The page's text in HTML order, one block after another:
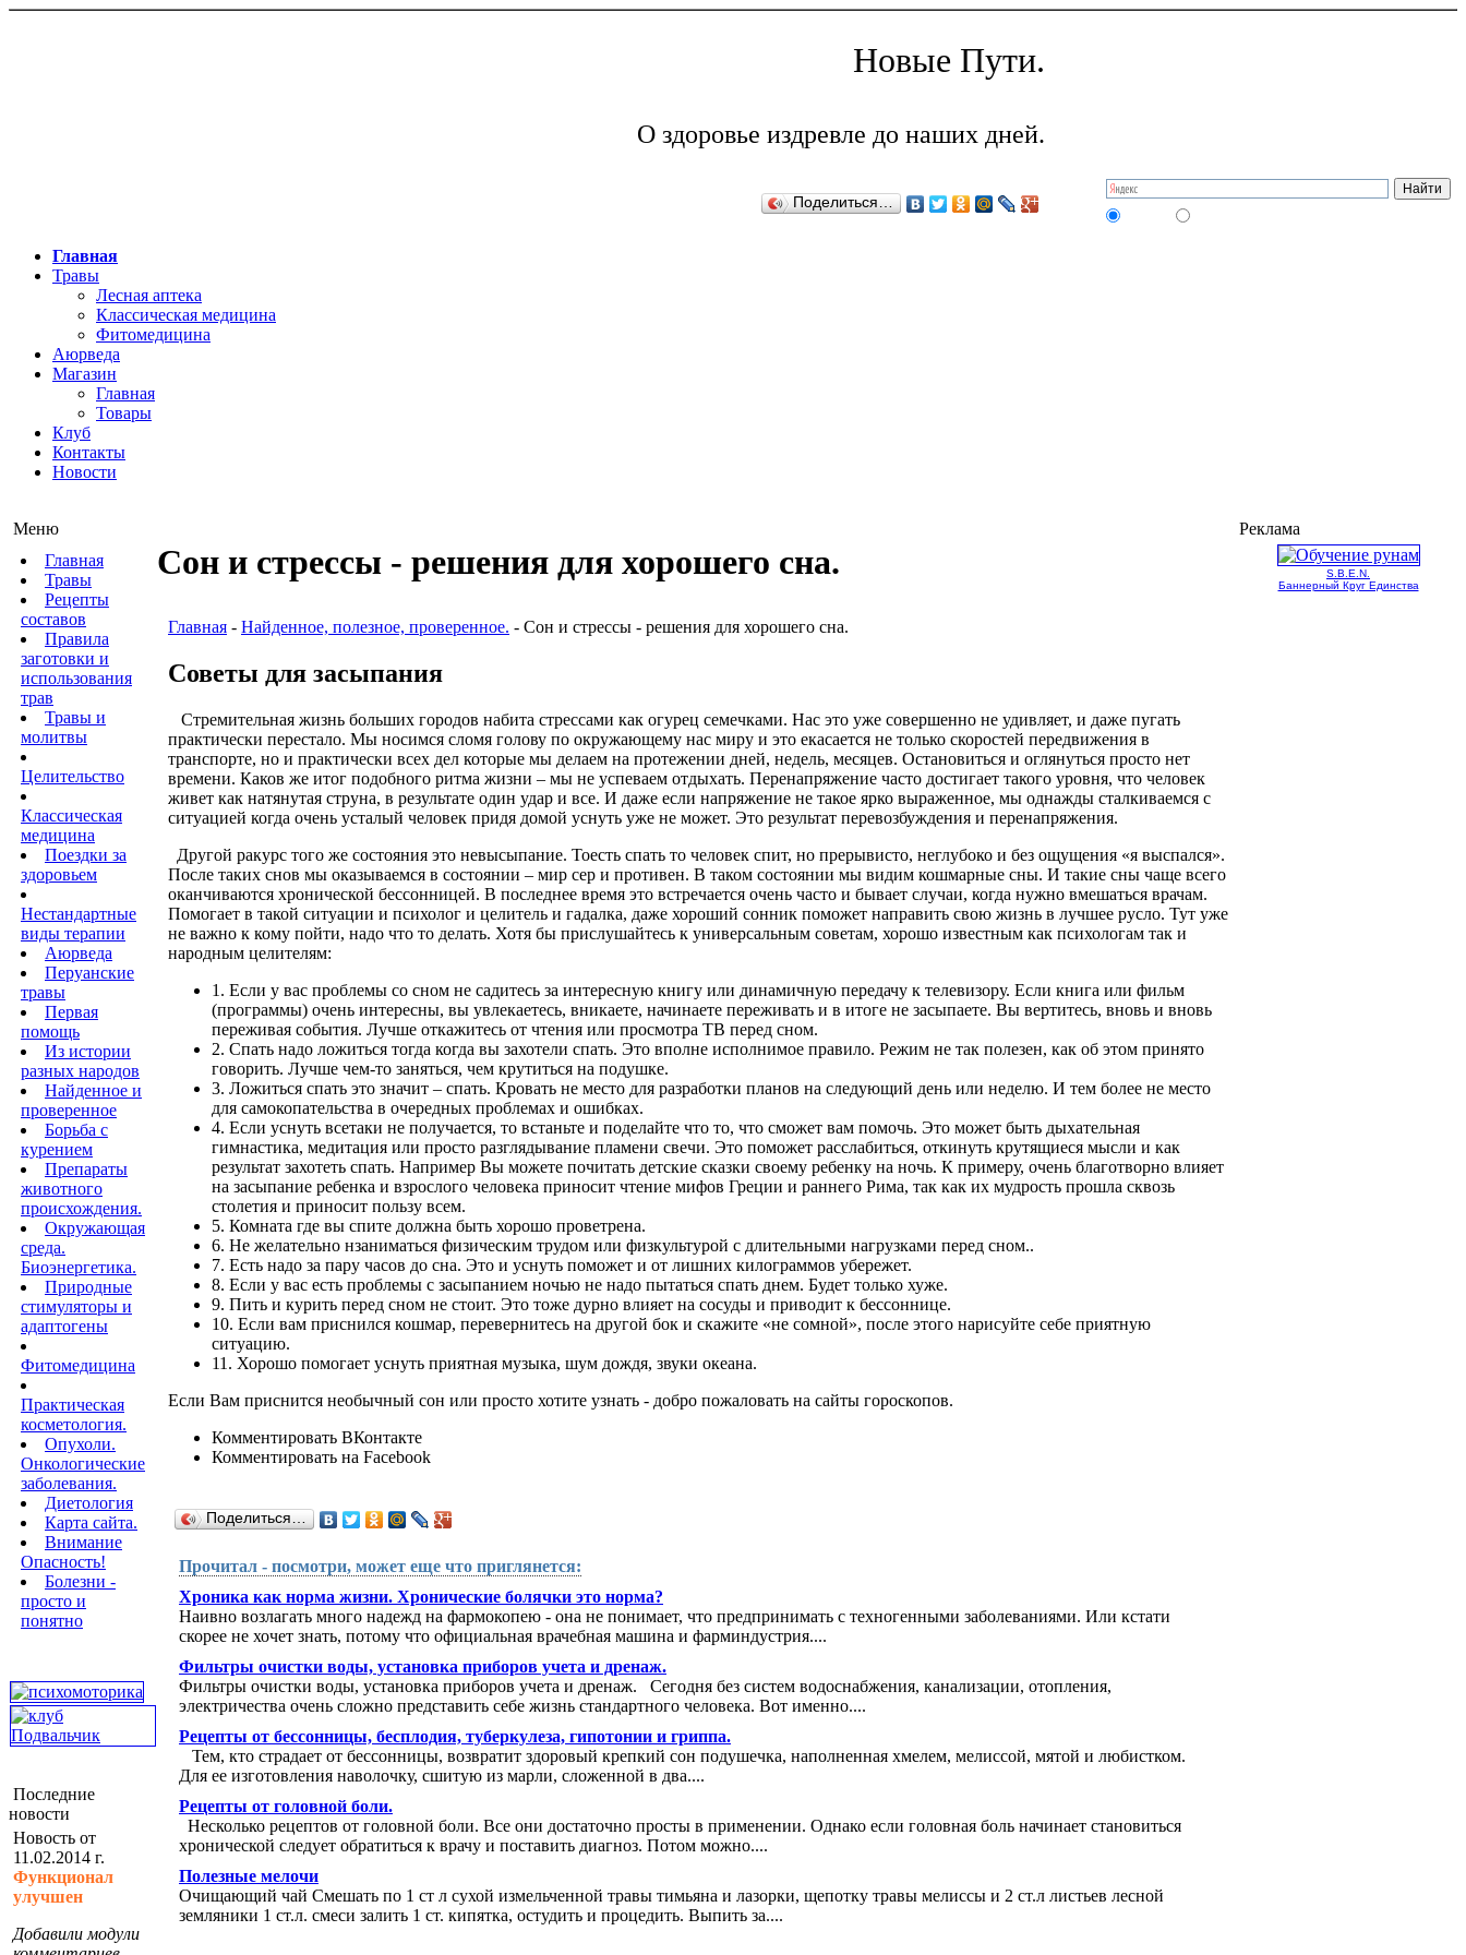
Новые Пути.
О здоровье издревле до наших дней.
Поделиться…
Главная
Травы
Лесная аптека
Классическая медицина
Фитомедицина
Аюрведа
Магазин
Главная
Товары
Клуб
Контакты
Новости
Меню
Главная
Травы
Рецепты
составов
Правила
заготовки и
использования
трав
Травы и
молитвы
Целительство
Классическая
медицина
Поездки за
здоровьем
Нестандартные
виды терапии
Аюрведа
Перуанские
травы
Первая
помощь
Из истории
разных народов
Найденное и
проверенное
Борьба с
курением
Препараты
животного
происхождения.
Окружающая
среда.
Биоэнергетика.
Природные
стимуляторы и
адаптогены
Фитомедицина
Практическая
косметология.
Опухоли.
Онкологические
заболевания.
Диетология
Карта сайта.
Внимание
Опасность!
Болезни -
просто и
понятно
Последние
новости
Новость от
11.02.2014 г.
Функционал
улучшен
Добавили модули
Сон и стрессы - решения для хорошего сна.
Главная - Найденное, полезное, проверенное. - Сон и стрессы - решения для хорошего сна.
Советы для засыпания
Стремительная жизнь больших городов набита стрессами как огурец семечками. Нас это уже совершенно не удивляет, и даже пугать
практически перестало. Мы носимся сломя голову по окружающему нас миру и это екасается не только скоростей передвижения в
транспорте, но и практически всех дел которые мы делаем на протежении дней, недель, месяцев. Остановиться и оглянуться просто нет
времени. Каков же итог подобного ритма жизни – мы не успеваем отдыхать. Перенапряжение часто достигает такого уровня, что человек
живет как натянутая струна, в результате один удар и все. И даже если напряжение не такое ярко выраженное, мы однажды сталкиваемся с
ситуацией когда очень усталый человек придя домой уснуть уже не может. Это результат перевозбуждения и перенапряжения.
Другой ракурс того же состояния это невысыпание. Тоесть спать то человек спит, но прерывисто, неглубоко и без ощущения «я выспался».
После таких снов мы оказываемся в состоянии – мир сер и противен. В таком состоянии мы видим кошмарные сны. И такие сны чаще всего
оканчиваются хронической бессонницей. В последнее время это встречается очень часто и бывает случаи, когда нужно вмешаться врачам.
Помогает в такой ситуации и психолог и целитель и гадалка, даже хороший сонник поможет направить свою жизнь в лучшее русло. Тут уже
не важно к кому пойти, надо что то делать. Хотя бы прислушайтесь к универсальным советам, хорошо известным как психологам так и
народным целителям:
1. Если у вас проблемы со сном не садитесь за интересную книгу или динамичную передачу к телевизору. Если книга или фильм
(программы) очень интересны, вы увлекаетесь, вникаете, начинаете переживать и в итоге не засыпаете. Вы вертитесь, вновь и вновь
переживая события. Лучше откажитесь от чтения или просмотра ТВ перед сном.
2. Спать надо ложиться тогда когда вы захотели спать. Это вполне исполнимое правило. Режим не так полезен, как об этом принято
говорить. Лучше чем-то заняться, чем крутиться на подушке.
3. Ложиться спать это значит – спать. Кровать не место для разработки планов на следующий день или неделю. И тем более не место
для самокопательства в очередных проблемах и ошибках.
4. Если уснуть всетаки не получается, то встаньте и поделайте что то, что сможет вам помочь. Это может быть дыхательная
гимнастика, медитация или просто разглядывание пламени свечи. Это поможет расслабиться, откинуть крутящиеся мысли и как
результат захотеть спать. Например Вы можете почитать детские сказки своему ребенку на ночь. К примеру, очень благотворно влияет
на засыпание ребенка и взрослого человека приносит чтение мифов Греции и раннего Рима, так как их мудрость прошла сквозь
столетия и приносит пользу всем.
5. Комната где вы спите должна быть хорошо проветрена.
6. Не желательно нзаниматься физическим трудом или физкультурой с длительными нагрузками перед сном..
7. Есть надо за пару часов до сна. Это и уснуть поможет и от лишних килограммов убережет.
8. Если у вас есть проблемы с засыпанием ночью не надо пытаться спать днем. Будет только хуже.
9. Пить и курить перед сном не стоит. Это тоже дурно влияет на сосуды и приводит к бессоннице.
10. Если вам приснился кошмар, перевернитесь на другой бок и скажите «не сомной», после этого нарисуйте себе приятную
ситуацию.
11. Хорошо помогает уснуть приятная музыка, шум дождя, звуки океана.
Если Вам приснится необычный сон или просто хотите узнать - добро пожаловать на сайты гороскопов.
Комментировать ВКонтакте
Комментировать на Facebook
Поделиться…
Прочитал - посмотри, может еще что приглянется:
Хроника как норма жизни. Хронические болячки это норма?
Наивно возлагать много надежд на фармокопею - она не понимает, что предпринимать с техногенными заболеваниями. Или кстати
скорее не хочет знать, потому что официальная врачебная машина и фарминдустрия....
Фильтры очистки воды, установка приборов учета и дренаж.
Фильтры очистки воды, установка приборов учета и дренаж. Сегодня без систем водоснабжения, канализации, отопления,
электричества очень сложно представить себе жизнь стандартного человека. Вот именно....
Рецепты от бессонницы, бесплодия, туберкулеза, гипотонии и гриппа.
Тем, кто страдает от бессонницы, возвратит здоровый крепкий сон подушечка, наполненная хмелем, мелиссой, мятой и любистком.
Для ее изготовления наволочку, сшитую из марли, сложенной в два....
Рецепты от головной боли.
Несколько рецептов от головной боли. Все они достаточно просты в применении. Однако если головная боль начинает становиться
хронической следует обратиться к врачу и поставить диагноз. Потом можно....
Полезные мелочи
Очищающий чай Смешать по 1 ст л сухой измельченной травы тимьяна и лазорки, щепотку травы мелиссы и 2 ст.л листьев лесной
земляники 1 ст.л. смеси залить 1 ст. кипятка, остудить и процедить. Выпить за....
Реклама
S.B.E.N.
Баннерный Круг Единства